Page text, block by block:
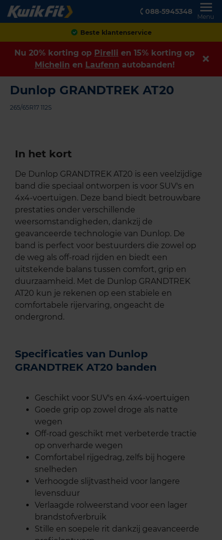
088-5945348
Menu
Achteraf betalen
Nu 20% korting op Pirelli en 15% korting op
Michelin en Laufenn autobanden!
Dunlop GRANDTREK AT20
265/65R17 112S
In het kort
De Dunlop GRANDTREK AT20 is een veelzijdige
band die speciaal ontworpen is voor SUV's en
4x4-voertuigen. Deze band biedt betrouwbare
prestaties onder verschillende
weersomstandigheden, dankzij de
geavanceerde technologie van Dunlop. De
band is perfect voor bestuurders die zowel op
de weg als off-road rijden en biedt een
uitstekende balans tussen comfort, grip en
duurzaamheid. Met de Dunlop GRANDTREK
AT20 kun je rekenen op een stabiele en
comfortabele rijervaring, ongeacht de
ondergrond.
Specificaties van Dunlop
GRANDTREK AT20 banden
Geschikt voor SUV's en 4x4-voertuigen
Goede grip op zowel droge als natte
wegen
Off-road geschikt met verbeterde tractie
op onverharde wegen
Comfortabel rijgedrag, zelfs bij hogere
snelheden
Verhoogde slijtvastheid voor langere
levensduur
Verlaagde rolweerstand voor een lager
brandstofverbruik
Stille en soepele rit dankzij geavanceerde